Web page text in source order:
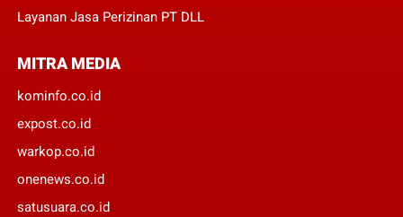
Layanan Jasa Perizinan PT DLL
MITRA MEDIA
kominfo.co.id
expost.co.id
warkop.co.id
onenews.co.id
satusuara.co.id